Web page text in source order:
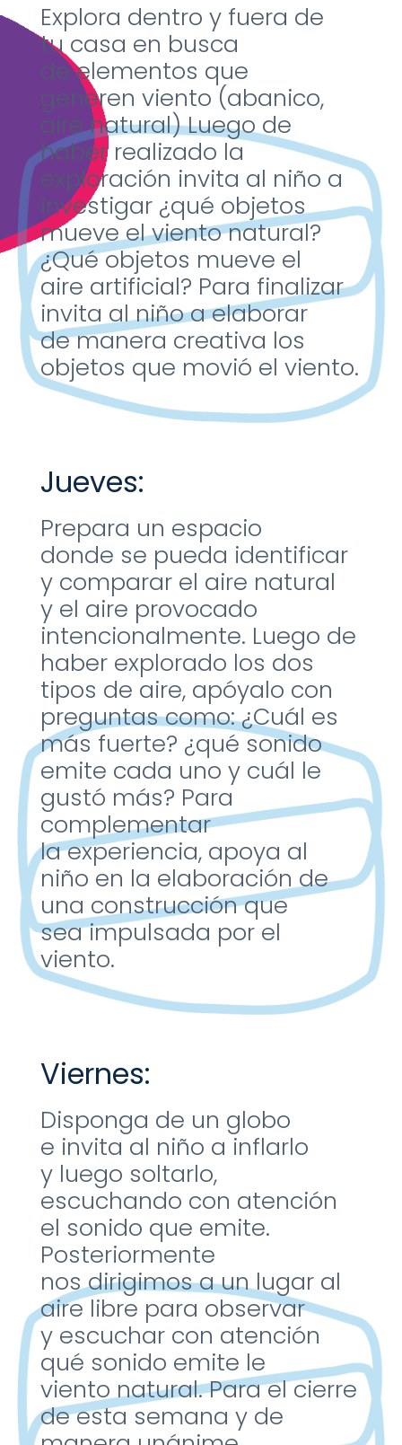
Explora dentro y fuera de
tucasa en busca
deelementos que
generen viento (abanico,
airenatural) Luego de
haber realizado la
exploración invita al niño a
investigar ¿qué objetos
mueve elviento natural?
¿Quéobjetos mueve el
aire artificial? Para finalizar
invita al niño a elaborar
demanera creativa los
objetos que movió el viento.
Jueves:
Prepara un espacio
donde se pueda identificar
y comparar el aire natural
y el aire provocado
intencionalmente. Luego de
haber explorado los dos
tipos de aire, apóyalo con
preguntascomo: ¿Cuál es
más fuerte? ¿qué sonido
emite cada uno y cuál le
gustó más? Para
complementar
laexperiencia, apoya al
niño en la elaboración de
una construcción que
seaimpulsada por el
viento.
Viernes:
Disponga de un globo
e invita al niño a inflarlo
y luego soltarlo,
escuchando con atención
el sonido que emite.
Posteriormente
nosdirigimos a un lugar al
airelibre para observar
y escuchar con atención
qué sonido emite le
vientonatural. Para el cierre
deesta semana y de